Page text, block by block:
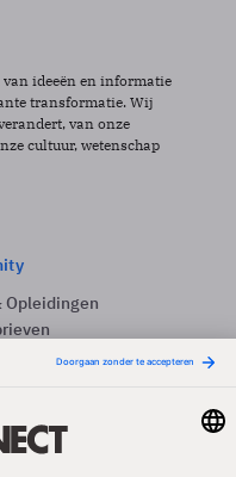
van ideeën en informatie
transformatie. Wij
van onze
cultuur, wetenschap
Opleidingen